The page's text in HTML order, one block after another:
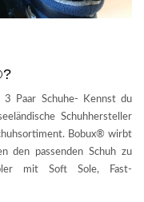
Paar Schuhe- Kennst du
Schuhhersteller
Bobux® wirbt
den passenden Schuh zu
mit Soft Sole, Fast-